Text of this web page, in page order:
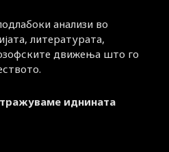
анализи во
литературата,
движења што го
иднината